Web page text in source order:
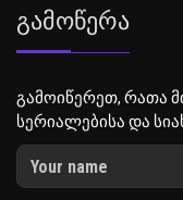
Გამოწერა
გამოიწერეთ, რათა
სერიალებისა და